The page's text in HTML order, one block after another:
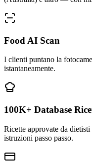
Food AI Scan
I clienti puntano la
istantaneamente.
100K+ Database
Ricette approvate da
istruzioni passo passo.